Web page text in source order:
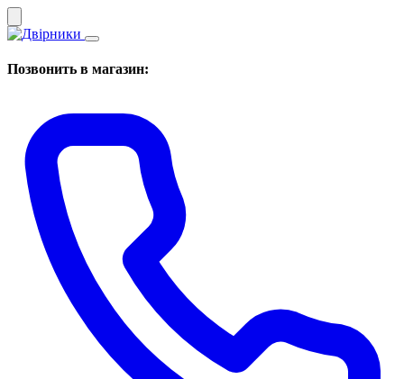
Позвонить в магазин: